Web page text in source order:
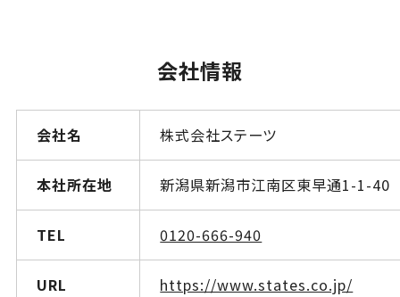
会社情報
会社名 株式会社ステーツ
本社所在地 新潟県新潟市江南区東早通1-1-40
TEL 0120-666-940
URL https://www.states.co.jp/